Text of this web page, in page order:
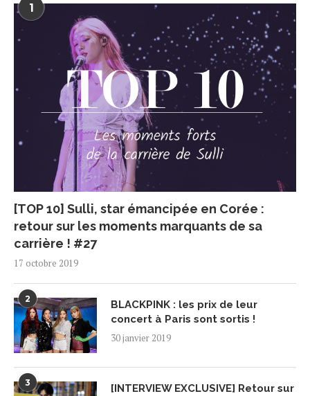
1
[TOP 10] Sulli, star émancipée en Corée :
retour sur les moments marquants de sa
carrière ! #27
17 octobre 2019
2
BLACKPINK : les prix de leur
concert à Paris sont sortis !
30 janvier 2019
3
[INTERVIEW EXCLUSIVE] Retour sur